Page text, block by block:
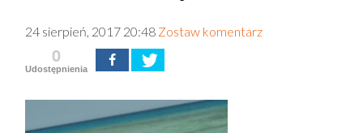
24 sierpień, 2017 20:48 Zostaw komentarz
0
Udostępnienia